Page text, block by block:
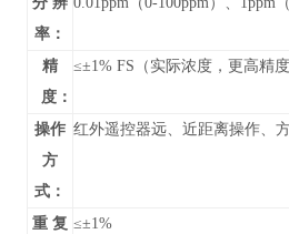
率：
精
度：
≤±1% FS（实际浓度，更高精
操作
方
式：
红外遥控器远、近距离操作、
重 复 ≤±1%